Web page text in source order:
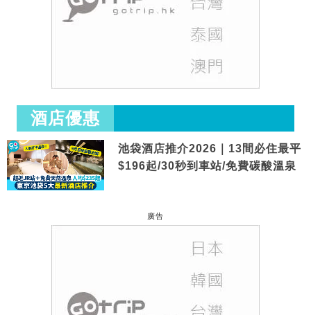
酒店優惠
池袋酒店推介2026｜13間必住最平
$196起/30秒到車站/免費碳酸溫泉
廣告